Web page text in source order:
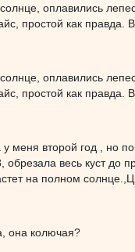
оплавились
простой как правда.
оплавились
простой как правда.
меня второй год , но
обрезала весь куст до
на полном
она колючая?